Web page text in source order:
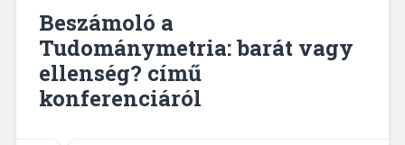
Beszámoló a
Tudománymetria: barát vagy
ellenség? című
konferenciáról